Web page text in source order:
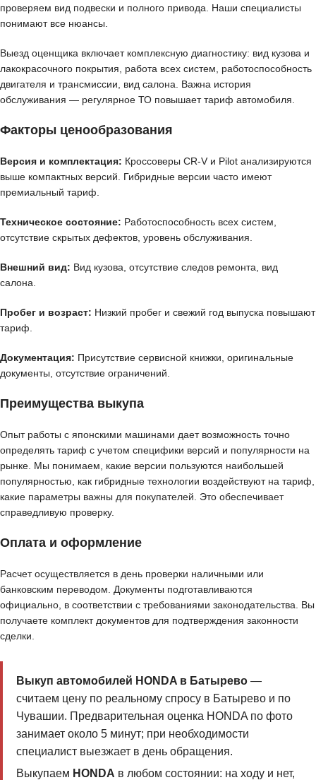
проверяем вид подвески и полного привода. Наши специалисты
понимают все нюансы.
Выезд оценщика включает комплексную диагностику: вид кузова и
лакокрасочного покрытия, работа всех систем, работоспособность
двигателя и трансмиссии, вид салона. Важна история
обслуживания — регулярное ТО повышает тариф автомобиля.
Факторы ценообразования
Версия и комплектация: Кроссоверы CR-V и Pilot анализируются
выше компактных версий. Гибридные версии часто имеют
премиальный тариф.
Техническое состояние: Работоспособность всех систем,
отсутствие скрытых дефектов, уровень обслуживания.
Внешний вид: Вид кузова, отсутствие следов ремонта, вид
салона.
Пробег и возраст: Низкий пробег и свежий год выпуска повышают
тариф.
Документация: Присутствие сервисной книжки, оригинальные
документы, отсутствие ограничений.
Преимущества выкупа
Опыт работы с японскими машинами дает возможность точно
определять тариф с учетом специфики версий и популярности на
рынке. Мы понимаем, какие версии пользуются наибольшей
популярностью, как гибридные технологии воздействуют на тариф,
какие параметры важны для покупателей. Это обеспечивает
справедливую проверку.
Оплата и оформление
Расчет осуществляется в день проверки наличными или
банковским переводом. Документы подготавливаются
официально, в соответствии с требованиями законодательства. Вы
получаете комплект документов для подтверждения законности
сделки.
Выкуп автомобилей HONDA в Батырево—
считаем цену по реальному спросу в Батырево и по
Чувашии. Предварительная оценка HONDA по фото
занимает около 5 минут; при необходимости
специалист выезжает в день обращения.
Выкупаем HONDA в любом состоянии: на ходу и нет,